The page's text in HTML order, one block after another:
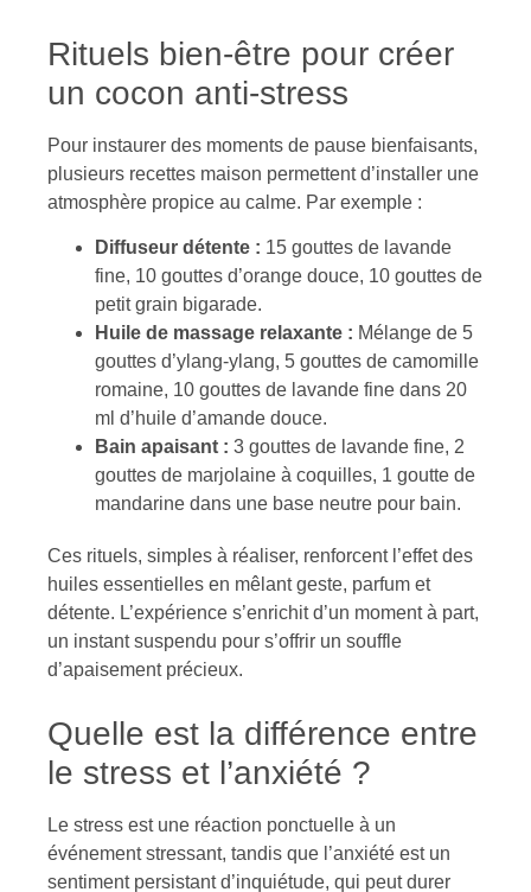
Rituels bien-être pour créer
un cocon anti-stress
Pour instaurer des moments de pause bienfaisants,
plusieurs recettes maison permettent d’installer une
atmosphère propice au calme. Par exemple :
Diffuseur détente : 15 gouttes de lavande
fine, 10 gouttes d’orange douce, 10 gouttes de
petit grain bigarade.
Huile de massage relaxante : Mélange de 5
gouttes d’ylang-ylang, 5 gouttes de camomille
romaine, 10 gouttes de lavande fine dans 20
ml d’huile d’amande douce.
Bain apaisant : 3 gouttes de lavande fine, 2
gouttes de marjolaine à coquilles, 1 goutte de
mandarine dans une base neutre pour bain.
Ces rituels, simples à réaliser, renforcent l’effet des
huiles essentielles en mêlant geste, parfum et
détente. L’expérience s’enrichit d’un moment à part,
un instant suspendu pour s’offrir un souffle
d’apaisement précieux.
Quelle est la différence entre
le stress et l’anxiété ?
Le stress est une réaction ponctuelle à un
événement stressant, tandis que l’anxiété est un
sentiment persistant d’inquiétude, qui peut durer